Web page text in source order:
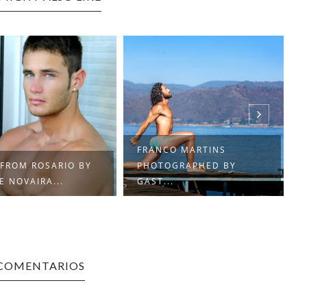
ROSARIO BY
NOVAIRA...
FRANCO MARTINS
PHOTOGRAPHED BY
GAST...